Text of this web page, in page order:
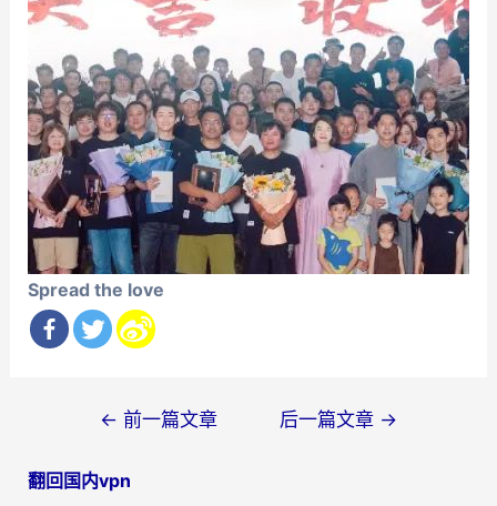
Spread the love
导
← 前一篇文章 后一篇文章 →
翻回国内vpn